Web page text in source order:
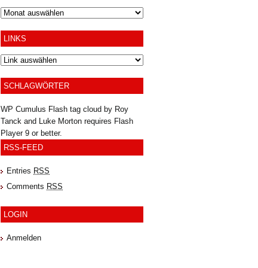
Archiv
LINKS
SCHLAGWÖRTER
WP Cumulus Flash tag cloud by Roy
Tanck and Luke Morton requires Flash
Player9 or better.
RSS-FEED
Entries RSS
Comments RSS
LOGIN
Anmelden